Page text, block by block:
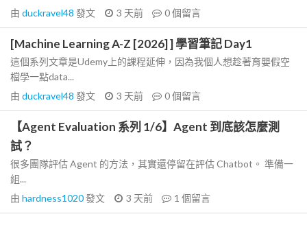
由 duckravel48 發文 3 天前 0個留言
[Machine Learning A-Z [2026] ] 學習筆記 Day1
這個系列文章是Udemy上的課程延伸，因為我個人想趁著育嬰假空
檔學一點data...
由 duckravel48 發文 3 天前 0個留言
【Agent Evaluation 系列 1/6】Agent 到底該怎麼測
試？
很多團隊評估 Agent 的方法，其實還停留在評估 Chatbot。 準備一
組...
由 hardness1020發文 3 天前 1 個留言